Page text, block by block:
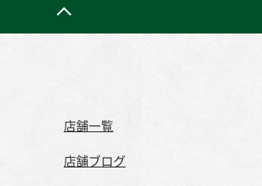
店舗一覧
店舗ブログ